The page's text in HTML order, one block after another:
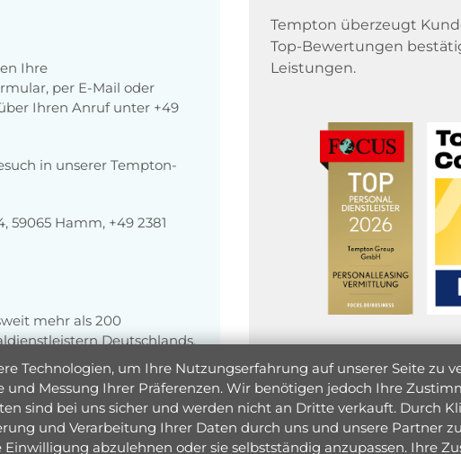
Ihre
per E-Mail oder
Ihren Anruf unter +49
in unserer Tempton-
Hamm, +49 2381
mehr als 200
Deutschlands.
Unternehmen, die
Tempton überzeugt
Top-Bewertungen
Leistungen.
Technologien, um Ihre Nutzungserfahrung auf unserer Seite zu
und Messung Ihrer Präferenzen. Wir benötigen jedoch Ihre
sind bei uns sicher und werden nicht an Dritte verkauft. Durch
und Verarbeitung Ihrer Daten durch uns und unsere Partner
abzulehnen oder sie selbstständig anzupassen. Ihre